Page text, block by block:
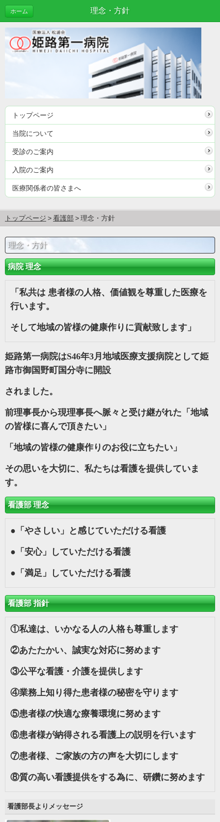
理念・方針
ホーム
トップページ
当院について
受診のご案内
入院のご案内
医療関係者の皆さまへ
トップページ 看護部 理念・方針
理念・方針
病院 理念
「私共は 患者様の人格、価値観を尊重した医療を
行います。
そして地域の皆様の健康作りに貢献致します」
姫路第一病院はS46年3月地域医療支援病院として姫
路市御国野町国分寺に開設
されました。
前理事長から現理事長へ脈々と受け継がれた「地域
の皆様に喜んで頂きたい 」
「地域の皆様の健康作りのお役に立ちたい」
その思いを大切に、私たちは看護を提供していま
す。
看護部 理念
● 「やさしい」と感じていただける看護
● 「安心」していただける看護
● 「満足」していただける看護
看護部 指針
①私達は、いかなる人の人格も尊重します
②あたたかい、誠実な対応に努めます
③公平な看護・介護を提供します
④業務上知り得た患者様の秘密を守ります
⑤患者様の快適な療養環境に努めます
⑥患者様が納得される看護上の説明を行います
⑦患者様、ご家族の方の声を大切にします
⑧質の高い看護提供をする為に、研鑽に努めます
看護部長よりメッセージ